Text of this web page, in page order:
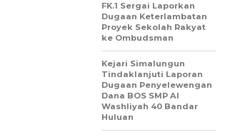
FK.1 Sergai Laporkan
Dugaan Keterlambatan
Proyek Sekolah Rakyat
ke Ombudsman
Kejari Simalungun
Tindaklanjuti Laporan
Dugaan Penyelewengan
Dana BOS SMP Al
Washliyah 40 Bandar
Huluan